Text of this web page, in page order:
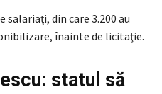
salariaţi, din care 3.200 au
înainte de licitaţie.
statul să